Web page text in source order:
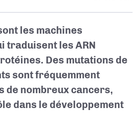
les machines
traduisent les ARN
Des mutations de
sont fréquemment
de nombreux cancers,
dans le développement